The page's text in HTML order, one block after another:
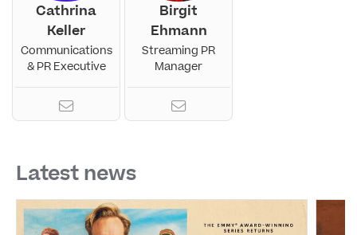
Cathrina
Keller
Communications
& PR Executive
Birgit
Ehmann
Streaming PR
Manager
Latest news